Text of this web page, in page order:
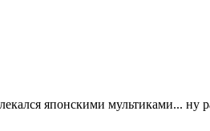
японскими мультиками... ну